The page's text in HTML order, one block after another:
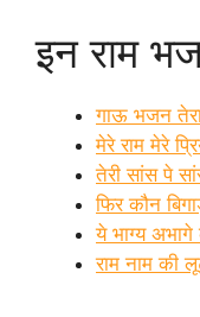
इन राम
गाऊ भजन
मेरे राम मेरे
तेरी सांस पे
फिर कौन
ये भाग्य अभागे
राम नाम की